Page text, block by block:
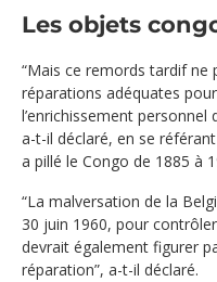
Les objets
“Mais ce remords tardif ne
réparations adéquates
l’enrichissement personnel
a-t-il déclaré, en se
a pillé le Congo de 1885 à
“La malversation de la
30 juin 1960, pour
devrait également figurer
réparation”, a-t-il déclaré.